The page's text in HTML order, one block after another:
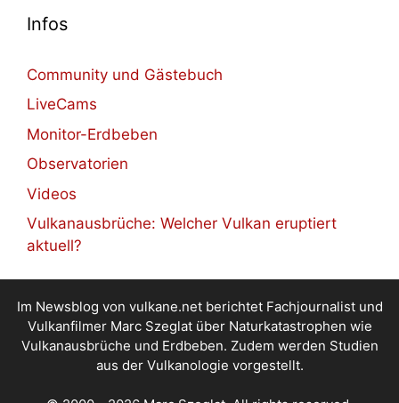
Infos
Community und Gästebuch
LiveCams
Monitor-Erdbeben
Observatorien
Videos
Vulkanausbrüche: Welcher Vulkan eruptiert
aktuell?
Im Newsblog von vulkane.net berichtet Fachjournalist und
Vulkanfilmer Marc Szeglat über Naturkatastrophen wie
Vulkanausbrüche und Erdbeben. Zudem werden Studien
aus der Vulkanologie vorgestellt.